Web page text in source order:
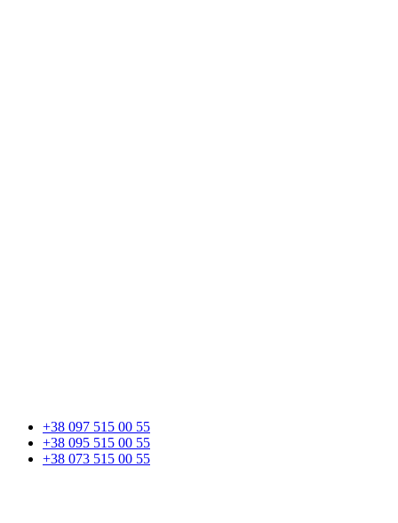
+38 097 515 00 55
+38 095 515 00 55
+38 073 515 00 55